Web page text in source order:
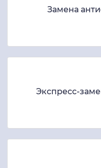
Замена
Экспресс-